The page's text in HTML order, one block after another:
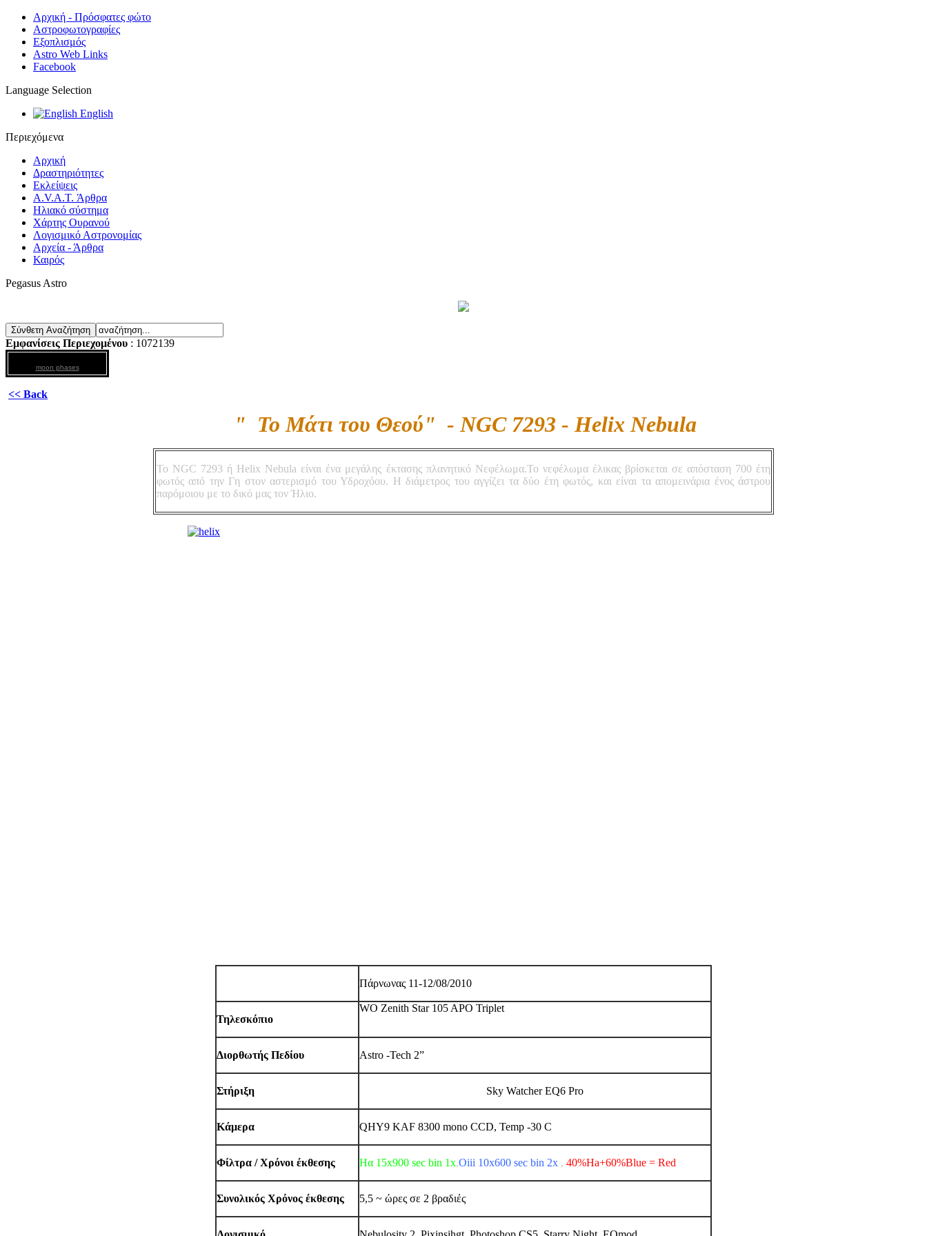
Αρχική - Πρόσφατες φώτο
Αστροφωτογραφίες
Εξοπλισμός
Astro Web Links
Facebook
Language Selection
English
Περιεχόμενα
Αρχική
Δραστηριότητες
Εκλείψεις
A.V.A.T. Άρθρα
Ηλιακό σύστημα
Χάρτης Ουρανού
Λογισμικό Αστρoνομίας
Αρχεία - Άρθρα
Καιρός
Pegasus Astro
Εμφανίσεις Περιεχομένου : 1072139
moon phases
<< Back
" Το Μάτι του Θεού" - NGC 7293 - Helix Nebula
To NGC 7293 ή Helix Nebula είναι ένα μεγάλης έκτασης πλανητικό Νεφέλωμα.Το νεφέλωμα έλικας βρίσκεται σε απόσταση 700 έτη
φωτός από την Γη στον αστερισμό του Υδροχόου. Η διάμετρος του αγγίζει τα δύο έτη φωτός, και είναι τα απομεινάρια ένος άστρου
παρόμοιου με το δικό μας τον Ήλιο.
Πάρνωνας 11-12/08/2010
Τηλεσκόπιο
WO Zenith Star 105 APO Triplet
Διορθωτής Πεδίου Astro -Tech 2”
Στήριξη Sky Watcher EQ6 Pro
Κάμερα QHY9 KAF 8300 mono CCD, Temp -30 C
Φίλτρα / Χρόνοι έκθεσης Ηα 15x900 sec bin 1x,Οiii 10x600 sec bin 2x , 40%Ha+60%Blue = Red
Συνολικός Χρόνος έκθεσης 5,5 ~ ώρες σε 2 βραδιές